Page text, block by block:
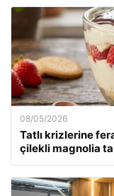
08/05/2026
Tatlı krizlerine
çilekli magnolia